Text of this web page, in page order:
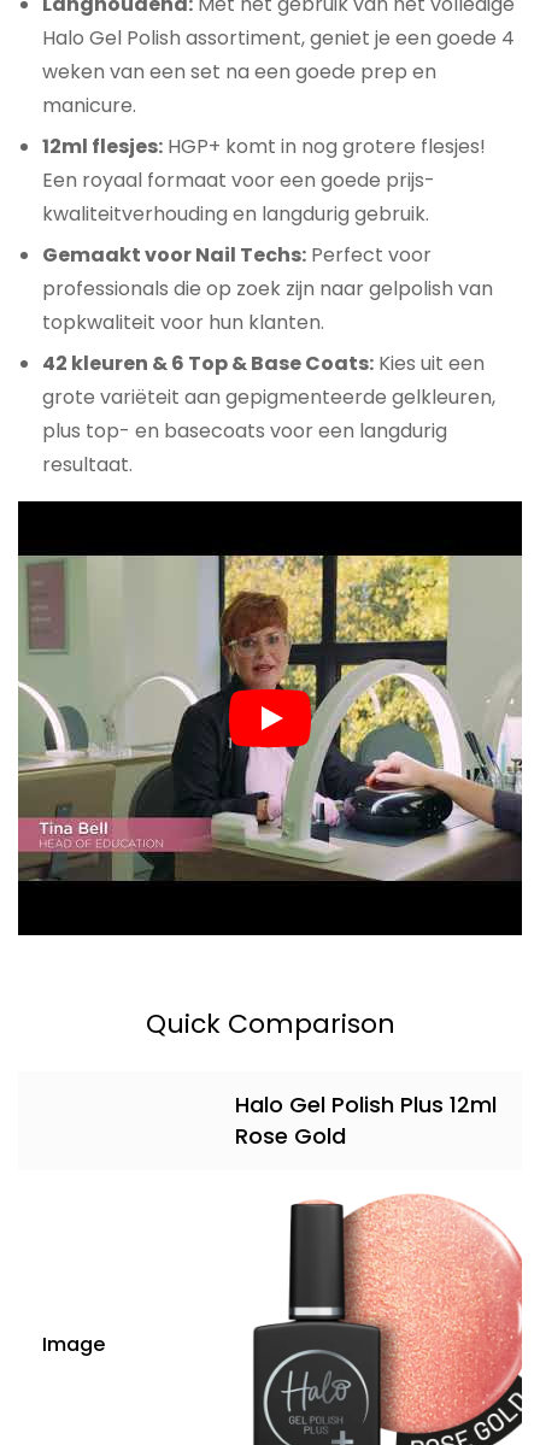
Halo Gel Polish assortiment, geniet je een goede 4
weken van een set na een goede prep en
manicure.
12ml flesjes: HGP+ komt in nog grotere flesjes!
Een royaal formaat voor een goede prijs-
kwaliteitverhouding en langdurig gebruik.
Gemaakt voor Nail Techs: Perfect voor
professionals die op zoek zijn naar gelpolish van
topkwaliteit voor hun klanten.
42 kleuren & 6 Top & Base Coats: Kies uit een
grote variëteit aan gepigmenteerde gelkleuren,
plus top- en basecoats voor een langdurig
resultaat.
Quick Comparison
Halo Gel Polish Plus 12ml
Rose Gold
Image